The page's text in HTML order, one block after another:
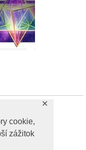
cookie,
zážitok
✕